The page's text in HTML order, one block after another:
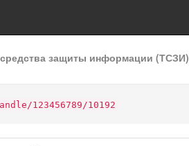
средства защиты информации (ТСЗИ)
123456789/10192